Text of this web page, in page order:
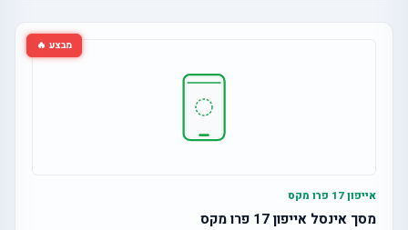
מבצע 🔥
אייפון 17 פרו מקס
מסך אינסל אייפון 17 פרו מקס